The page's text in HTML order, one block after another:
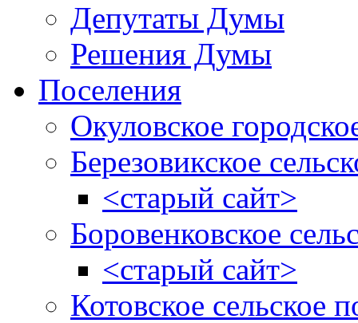
Депутаты Думы
Решения Думы
Поселения
Окуловское
Березовикское
<старый сайт>
Боровенковское
<старый сайт>
Котовское сельское